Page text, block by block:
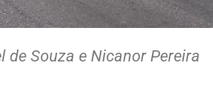
Souza e Nicanor Pereira